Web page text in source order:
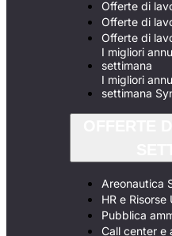
Offerte di
Offerte di
Offerte di
I migliori
settimana
I migliori
settimana
Areonautica
HR e Risorse
Pubblica
Call center e